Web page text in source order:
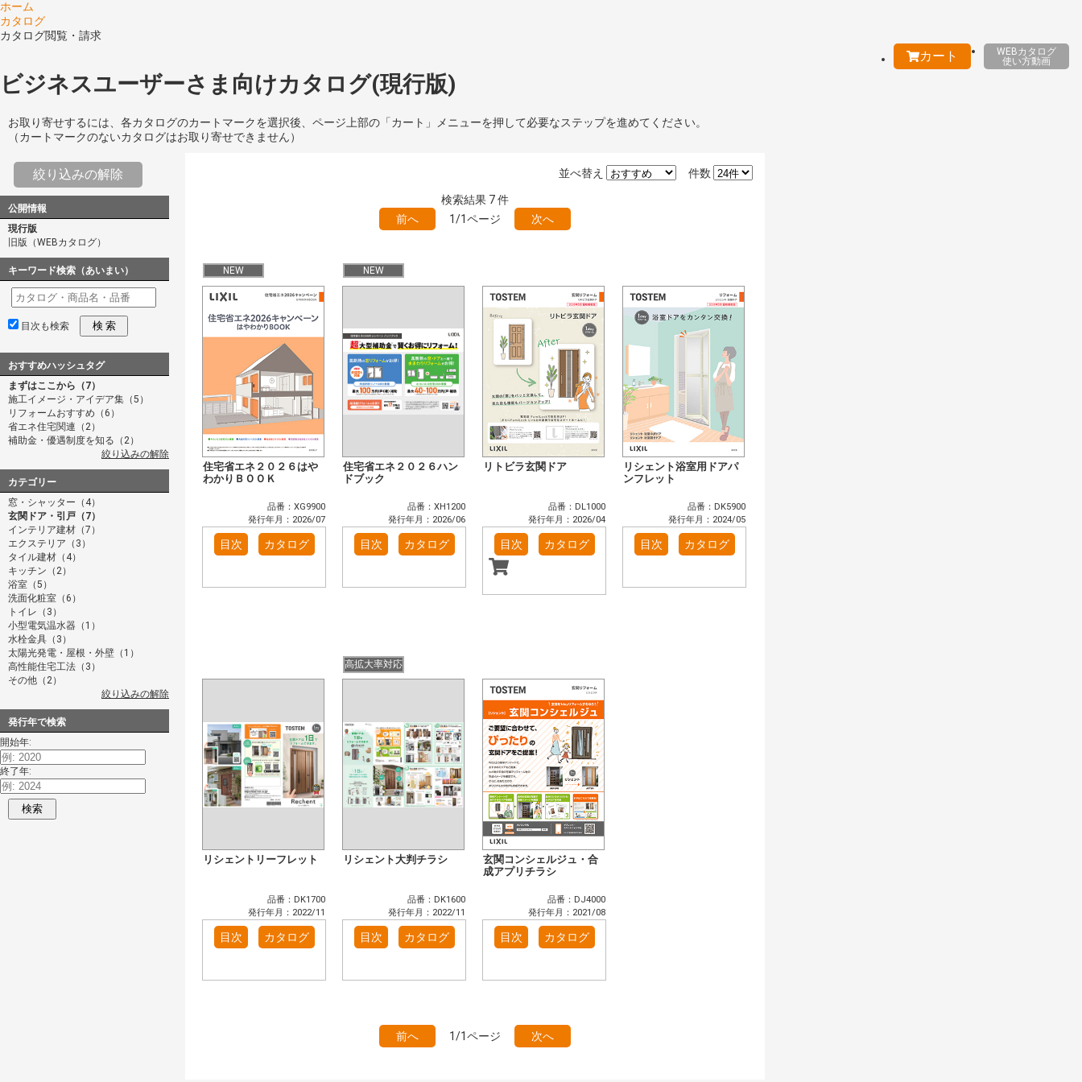
ホーム
カタログ
カタログ閲覧・請求
カート
WEBカタログ
使い方動画
ビジネスユーザーさま向けカタログ(現行版)
お取り寄せするには、各カタログのカートマークを選択後、ページ上部の「カート」メニューを押して必要なステップを進めてください。
（カートマークのないカタログはお取り寄せできません）
絞り込みの解除
公開情報
現行版
旧版（WEBカタログ）
キーワード検索（あいまい）
目次も検索 検 索
おすすめハッシュタグ
まずはここから（7）
施工イメージ・アイデア集（5）
リフォームおすすめ（6）
省エネ住宅関連（2）
補助金・優遇制度を知る（2）
絞り込みの解除
カテゴリー
窓・シャッター（4）
玄関ドア・引戸（7）
インテリア建材（7）
エクステリア（3）
タイル建材（4）
キッチン（2）
浴室（5）
洗面化粧室（6）
トイレ（3）
小型電気温水器（1）
水栓金具（3）
太陽光発電・屋根・外壁（1）
高性能住宅工法（3）
その他（2）
絞り込みの解除
発行年で検索
開始年:
終了年:
検索
件数
並べ替え
検索結果 7件
前へ
1/1ページ 次へ
NEW
住宅省エネ２０２６はや
わかりＢＯＯＫ
品番：XG9900
発行年月：2026/07
目次 カタログ
NEW
住宅省エネ２０２６ハン
ドブック
品番：XH1200
発行年月：2026/06
目次 カタログ
リトビラ玄関ドア
品番：DL1000
発行年月：2026/04
目次 カタログ
リシェント浴室用ドアパ
ンフレット
品番：DK5900
発行年月：2024/05
目次 カタログ
リシェントリーフレット
品番：DK1700
発行年月：2022/11
目次 カタログ
高拡大率対応
リシェント大判チラシ
品番：DK1600
発行年月：2022/11
目次 カタログ
玄関コンシェルジュ・合
成アプリチラシ
品番：DJ4000
発行年月：2021/08
目次 カタログ
前へ 1/1ページ 次へ